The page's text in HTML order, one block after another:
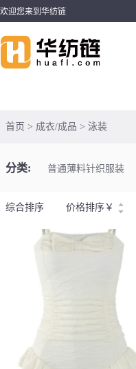
欢迎您来到华纺链
首页 > 成衣/成品 > 泳装
分类: 普通薄料针织服装
综合排序 价格排序 ￥